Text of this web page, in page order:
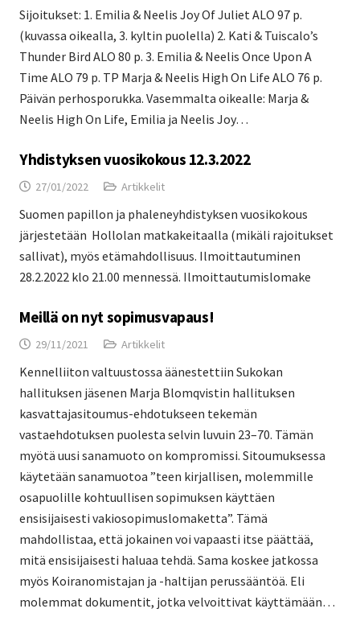
Sijoitukset: 1. Emilia & Neelis Joy Of Juliet ALO 97 p.
(kuvassa oikealla, 3. kyltin puolella) 2. Kati & Tuiscalo’s
Thunder Bird ALO 80 p. 3. Emilia & Neelis Once Upon A
Time ALO 79 p. TP Marja & Neelis High On Life ALO 76 p.
Päivän perhosporukka. Vasemmalta oikealle: Marja &
Neelis High On Life, Emilia ja Neelis Joy…
Yhdistyksen vuosikokous 12.3.2022
27/01/2022 Artikkelit
Suomen papillon ja phaleneyhdistyksen vuosikokous
järjestetään Hollolan matkakeitaalla (mikäli rajoitukset
sallivat), myös etämahdollisuus. Ilmoittautuminen
28.2.2022 klo 21.00 mennessä. Ilmoittautumislomake
Meillä on nyt sopimusvapaus!
29/11/2021 Artikkelit
Kennelliiton valtuustossa äänestettiin Sukokan
hallituksen jäsenen Marja Blomqvistin hallituksen
kasvattajasitoumus-ehdotukseen tekemän
vastaehdotuksen puolesta selvin luvuin 23–70. Tämän
myötä uusi sanamuoto on kompromissi. Sitoumuksessa
käytetään sanamuotoa ”teen kirjallisen, molemmille
osapuolille kohtuullisen sopimuksen käyttäen
ensisijaisesti vakiosopimuslomaketta”. Tämä
mahdollistaa, että jokainen voi vapaasti itse päättää,
mitä ensisijaisesti haluaa tehdä. Sama koskee jatkossa
myös Koiranomistajan ja -haltijan perussääntöä. Eli
molemmat dokumentit, jotka velvoittivat käyttämään…